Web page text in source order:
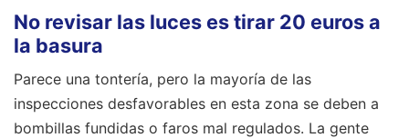
No revisar las luces es tirar 20 euros a
la basura
Parece una tontería, pero la mayoría de las
inspecciones desfavorables en esta zona se deben a
bombillas fundidas o faros mal regulados. La gente